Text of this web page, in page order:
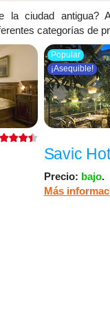
la ciudad antigua?
categorías de
Popular
¡Asequible!
Savic
Precio: bajo.
Más